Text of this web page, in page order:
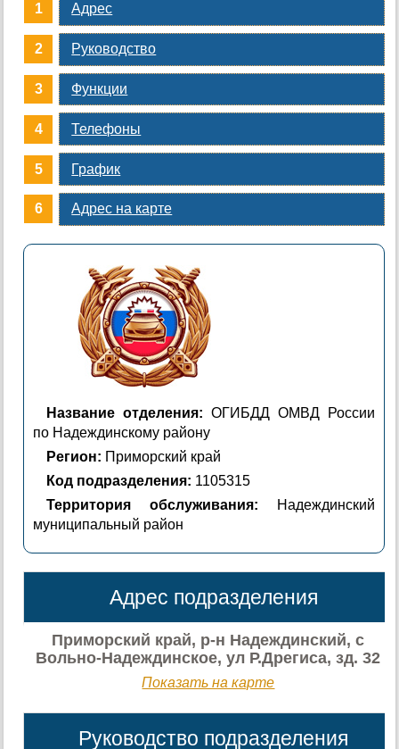
Адрес
Руководство
Функции
Телефоны
График
Адрес на карте
Название отделения: ОГИБДД ОМВД России
по Надеждинскому району
Регион: Приморский край
Код подразделения: 1105315
Территория обслуживания: Надеждинский
муниципальный район
Адрес подразделения
Приморский край, р-н Надеждинский, с
Вольно-Надеждинское, ул Р.Дрегиса, зд. 32
Показать на карте
Руководство подразделения